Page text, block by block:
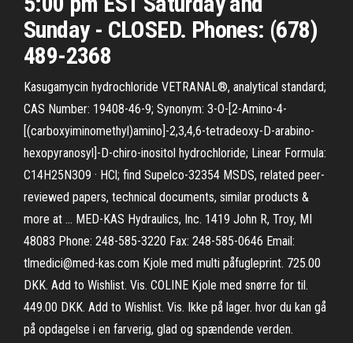
Sunday - CLOSED. Phones: (678)
489-2368
Kasugamycin hydrochloride VETRANAL®, analytical standard;
CAS Number: 19408-46-9; Synonym: 3-O-[2-Amino-4-
[(carboxyiminomethyl)amino]-2,3,4,6-tetradeoxy-D-arabino-
hexopyranosyl]-D-chiro-inositol hydrochloride; Linear Formula:
C14H25N3O9 · HCl; find Supelco-32354 MSDS, related peer-
reviewed papers, technical documents, similar products &
more at … MED-KAS Hydraulics, Inc. 1419 John R, Troy, MI
48083 Phone: 248-585-3220 Fax: 248-585-0646 Email:
tlmedici@med-kas.com Kjole med multi påfugleprint. 725.00
DKK. Add to Wishlist. Vis. COLINE Kjole med snørre for til.
449.00 DKK. Add to Wishlist. Vis. Ikke på lager. hvor du kan gå
på opdagelse i en farverig, glad og spændende verden.